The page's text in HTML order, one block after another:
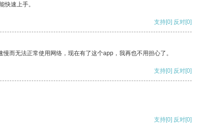
快速上手。
支持[0] 反对[0]
而无法正常使用网络，现在有了这个app，我再也不用担心了。
支持[0] 反对[0]
支持[0] 反对[0]